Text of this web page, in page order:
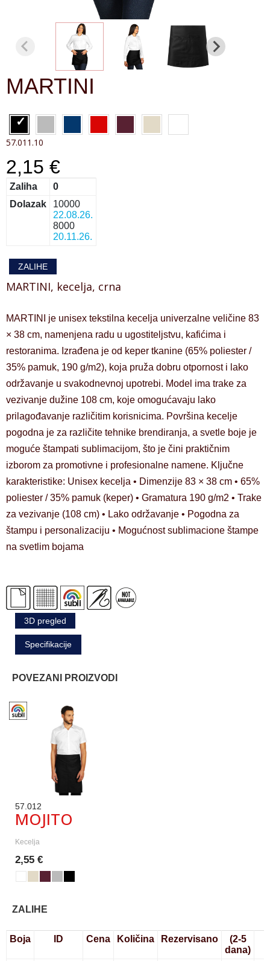
MARTINI
57.011.10
2,15 €
Zaliha
0
Dolazak
10000
22.08.26.
8000
20.11.26.
ZALIHE
MARTINI, kecelja, crna
MARTINI je unisex tekstilna kecelja univerzalne veličine 83
× 38 cm, namenjena radu u ugostiteljstvu, kafićima i
restoranima. Izrađena je od keper tkanine (65% poliester /
35% pamuk, 190 g/m2), koja pruža dobru otpornost i lako
održavanje u svakodnevnoj upotrebi. Model ima trake za
vezivanje dužine 108 cm, koje omogućavaju lako
prilagođavanje različitim korisnicima. Površina kecelje
pogodna je za različite tehnike brendiranja, a svetle boje je
moguće štampati sublimacijom, što je čini praktičnim
izborom za promotivne i profesionalne namene. Ključne
karakteristike: Unisex kecelja • Dimenzije 83 × 38 cm • 65%
poliester / 35% pamuk (keper) • Gramatura 190 g/m2 • Trake
za vezivanje (108 cm) • Lako održavanje • Pogodna za
štampu i personalizaciju • Mogućnost sublimacione štampe
na svetlim bojama
3D pregled
Specifikacije
POVEZANI PROIZVODI
57.012
MOJITO
Kecelja
2,55 €
ZALIHE
Boja ID Cena Količina Rezervisano
(2-5
dana)